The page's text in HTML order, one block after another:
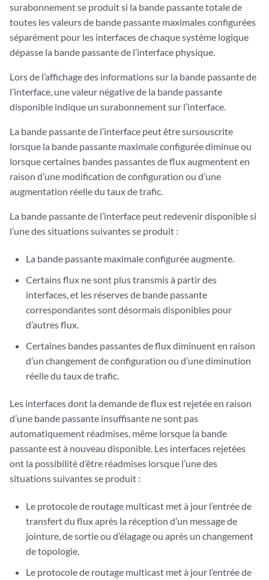
surabonnement se produit si la bande passante totale de
toutes les valeurs de bande passante maximales configurées
séparément pour les interfaces de chaque système logique
dépasse la bande passante de l’interface physique.
Lors de l’affichage des informations sur la bande passante de
l’interface, une valeur négative de la bande passante
disponible indique un surabonnement sur l’interface.
La bande passante de l’interface peut être sursouscrite
lorsque la bande passante maximale configurée diminue ou
lorsque certaines bandes passantes de flux augmentent en
raison d’une modification de configuration ou d’une
augmentation réelle du taux de trafic.
La bande passante de l’interface peut redevenir disponible si
l’une des situations suivantes se produit :
La bande passante maximale configurée augmente.
Certains flux ne sont plus transmis à partir des
interfaces, et les réserves de bande passante
correspondantes sont désormais disponibles pour
d’autres flux.
Certaines bandes passantes de flux diminuent en raison
d’un changement de configuration ou d’une diminution
réelle du taux de trafic.
Les interfaces dont la demande de flux est rejetée en raison
d’une bande passante insuffisante ne sont pas
automatiquement réadmises, même lorsque la bande
passante est à nouveau disponible. Les interfaces rejetées
ont la possibilité d’être réadmises lorsque l’une des
situations suivantes se produit :
Le protocole de routage multicast met à jour l’entrée de
transfert du flux après la réception d’un message de
jointure, de sortie ou d’élagage ou après un changement
de topologie.
Le protocole de routage multicast met à jour l’entrée de